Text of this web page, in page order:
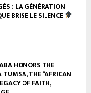
: LA GÉNÉRATION
BRISE LE SILENCE
HONORS THE
THE “AFRICAN
OF FAITH,